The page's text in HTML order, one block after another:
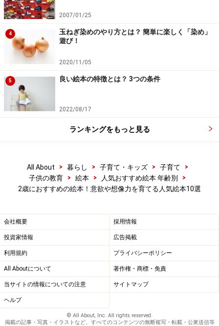
作者のとよたかずひこさんが「自立した食べ物たちの物
語」とする「おいしいともだちシリーズ」には、なっと
う、とうふ、たまごのほか、色々なバージョンをありま
す。作ること、食べることの喜びを、楽しみながらたっ
ぷり感じられます。
絵本『おにぎりくんがね』
出版社： 童心社
購入はこちらから
2歳児におすすめの絵本3：『まるくておい
しいよ』
「まる」を色々なおいしいもので表現する絵本。大きな
赤いまるは何かな？ ページをめくるとおいしそうな絵が
出てきます。少し小さいたくさんの黄色いまるは？カラ
フルなたくさんのまるはなあに？ ちょっぴり意表をつく
答えもユニークです。「まる」への子どもたちのイメー
2007/01/25
4
玉ねぎ染めのやり方とは？ 簡単に楽しく「染め」
遊び！
2020/11/05
5 良い絵本の特徴とは？ 3つの条件
2022/08/17
ランキングをもっと見る
All About > 暮らし > 子育て・キッズ > 子育て
>
子供の教育
> 絵本 > 人気おすすめ絵本 年齢別
>
2歳におすすめの絵本！意欲や想像力を育てる人気絵本10選
会社概要 採用情報
投資家情報 広告掲載
利用規約 プライバシーポリシー
All Aboutについて 著作権・商標・免責
当サイトの情報についての注意 サイトマップ
ヘルプ
© All About, Inc. All rights reserved.
掲載の記事・写真・イラストなど、すべてのコンテンツの無断複写・転載・公衆送信等